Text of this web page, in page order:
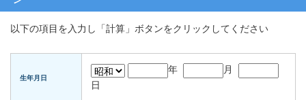
以下の項目を入力し「計算」ボタンをクリックしてください
生年月日
年
月
日